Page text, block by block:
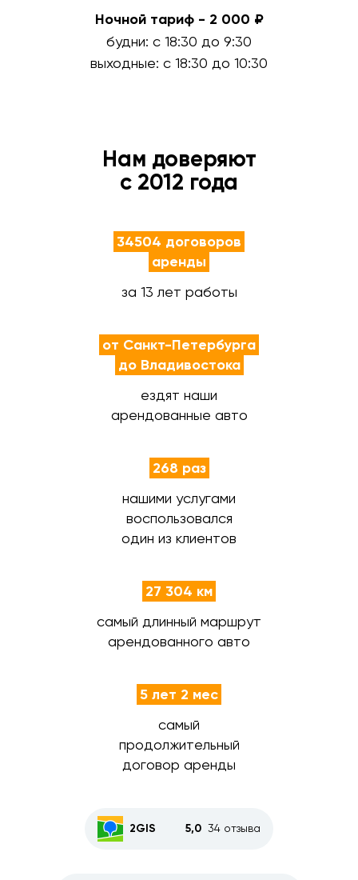
Ночной тариф - 2 000 ₽
будни: с 18:30 до 9:30
выходные: с 18:30 до 10:30
Нам доверяют
с 2012 года
34504 договоров
аренды
за 13 лет работы
от Санкт-Петербурга
до Владивостока
ездят наши
арендованные авто
268 раз
нашими услугами
воспользовался
один из клиентов
27 304 км
самый длинный маршрут
арендованного авто
5 лет 2 мес
самый
продолжительный
договор аренды
2GIS 5,0 34 отзыва